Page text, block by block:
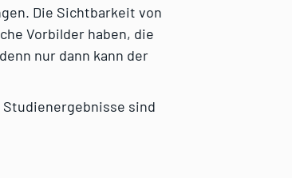
Die Sichtbarkeit von
Vorbilder haben, die
nur dann kann der
Studienergebnisse sind